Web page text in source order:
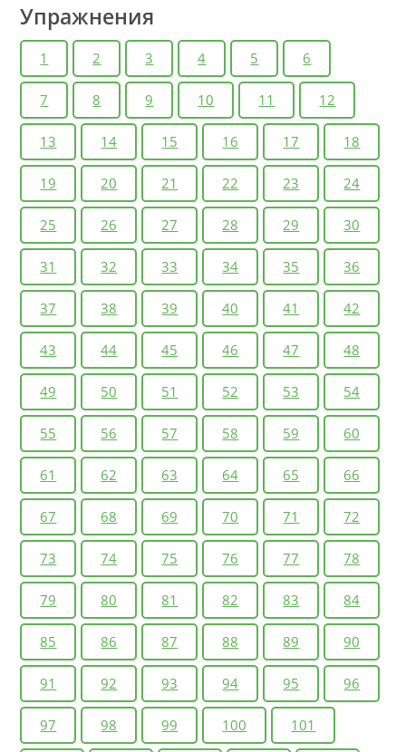
Упражнения
1 2 3 4 5 6
7 8 9 10 11 12
13 14 15 16 17 18
19 20 21 22 23 24
25 26 27 28 29 30
31 32 33 34 35 36
37 38 39 40 41 42
43 44 45 46 47 48
49 50 51 52 53 54
55 56 57 58 59 60
61 62 63 64 65 66
67 68 69 70 71 72
73 74 75 76 77 78
79 80 81 82 83 84
85 86 87 88 89 90
91 92 93 94 95 96
97 98 99 100 101